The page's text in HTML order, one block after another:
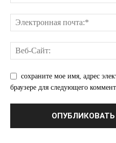
Контакты
сохраните мое имя, адрес
браузере для следующего